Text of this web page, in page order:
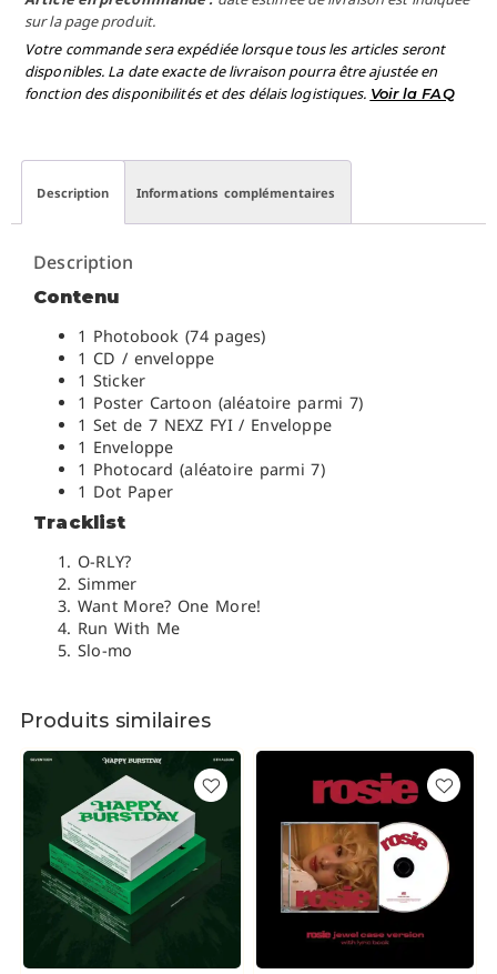
sur la page produit.
Votre commande sera expédiée lorsque tous les articles seront
disponibles. La date exacte de livraison pourra être ajustée en
fonction des disponibilités et des délais logistiques. Voir la FAQ
Description Informations complémentaires
Description
Contenu
1 Photobook (74 pages)
1 CD / enveloppe
1 Sticker
1 Poster Cartoon (aléatoire parmi 7)
1 Set de 7 NEXZ FYI / Enveloppe
1 Enveloppe
1 Photocard (aléatoire parmi 7)
1 Dot Paper
Tracklist
O-RLY?
Simmer
Want More? One More!
Run With Me
Slo-mo
Produits similaires